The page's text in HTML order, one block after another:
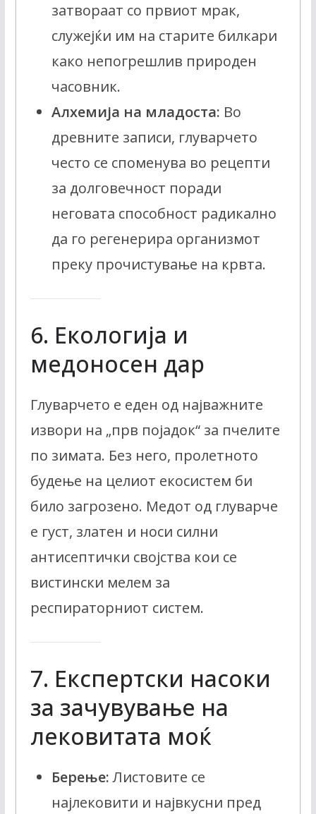
затвораат со првиот мрак,
служејќи им на старите билкари
како непогрешлив природен
часовник.
Алхемија на младоста: Во
древните записи, глуварчето
често се споменува во рецепти
за долговечност поради
неговата способност радикално
да го регенерира организмот
преку прочистување на крвта.
6. Екологија и
медоносен дар
Глуварчето е еден од најважните
извори на „прв појадок“ за пчелите
по зимата. Без него, пролетното
будење на целиот екосистем би
било загрозено. Медот од глуварче
е густ, златен и носи силни
антисептички својства кои се
вистински мелем за
респираторниот систем.
7. Експертски насоки
за зачувување на
лековитата моќ
Берење:Листовите се
најлековити и највкусни пред